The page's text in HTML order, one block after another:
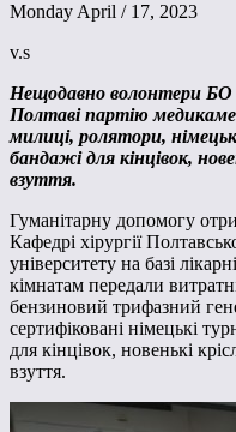
Monday April / 17, 2023
v.s
Нещодавно волонтери
Полтаві партію
милиці, ролятори,
бандажі для кінцівок,
взуття.
Гуманітарну допомогу
Кафедрі хірургії
університету на базі
кімнатам передали
бензиновий трифазний
сертифіковані німецькі
для кінцівок, новенькі
взуття.